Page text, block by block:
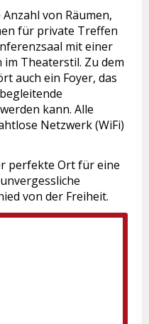
von Räumen,
für private Treffen
mit einer
im Theaterstil. Zu dem
auch ein Foyer, das
kann. Alle
Netzwerk (WiFi)
perfekte Ort für eine
von der Freiheit.